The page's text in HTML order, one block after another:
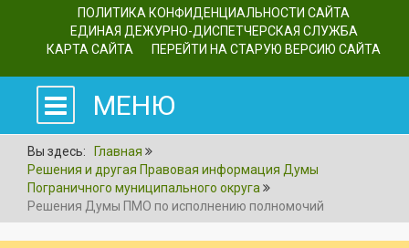
ПОЛИТИКА КОНФИДЕНЦИАЛЬНОСТИ САЙТА
ЕДИНАЯ ДЕЖУРНО-ДИСПЕТЧЕРСКАЯ СЛУЖБА
КАРТА САЙТА
ПЕРЕЙТИ НА СТАРУЮ ВЕРСИЮ САЙТА
МЕНЮ
Вы здесь:
Главная
Решения и другая Правовая информация Думы
Пограничного муниципального округа
Решения Думы ПМО по исполнению полномочий